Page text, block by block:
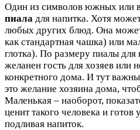
Один из символов южных или
пиала для напитка. Хотя
любых других блюд. Она
как стандартная чашка) или
глотка). По размеру пиалы для
желанен гость для хозяев или
конкретного дома. И тут
это желание хозяина дома,
Маленькая – наоборот,
ценит такого человека и готов
подливая напиток.